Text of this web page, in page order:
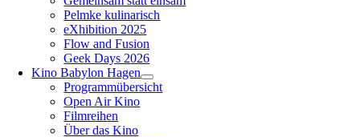
Pelmke kulinarisch
eXhibition 2025
Flow and Fusion
Geek Days 2026
Kino Babylon Hagen
Programmübersicht
Open Air Kino
Filmreihen
Über das Kino